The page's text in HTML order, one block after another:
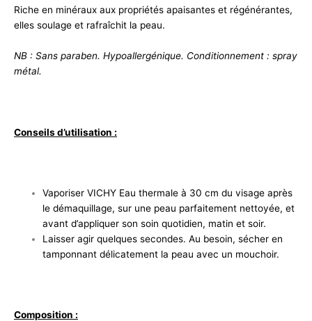
Riche en minéraux aux propriétés apaisantes et régénérantes,
elles soulage et rafraîchit la peau.
NB : Sans paraben. Hypoallergénique. Conditionnement : spray
métal.
Conseils d’utilisation :
Vaporiser VICHY Eau thermale à 30 cm du visage après
le démaquillage, sur une peau parfaitement nettoyée, et
avant d’appliquer son soin quotidien, matin et soir.
Laisser agir quelques secondes. Au besoin, sécher en
tamponnant délicatement la peau avec un mouchoir.
Composition :